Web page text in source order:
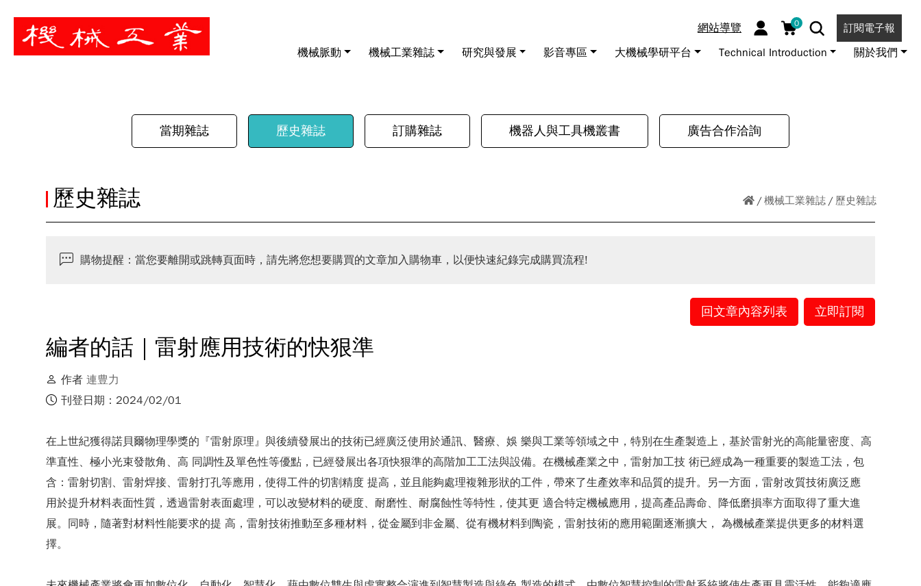
網站導覽 0 訂閱電子報
機械脈動 機械工業雜誌 研究與發展 影音專區 大機械學研平台 Technical Introduction 關於我們
暫停
當期雜誌 歷史雜誌 訂購雜誌 機器人與工具機叢書 廣告合作洽詢
機械工業雜誌 歷史雜誌
歷史雜誌
購物提醒：當您要離開或跳轉頁面時，請先將您想要購買的文章加入購物車，以便快速紀錄完成購買流程!
回文章內容列表 立即訂閱
編者的話｜雷射應用技術的快狠準
作者連豊力
刊登日期：2024/02/01
在上世紀獲得諾貝爾物理學獎的『雷射原理』與後續發展出的技術已經廣泛使用於通訊、醫療、娛 樂與工業等領域之中，特別在生產製造上，基於雷射光的高能量密度、高
準直性、極小光束發散角、高 同調性及單色性等優點，已經發展出各項快狠準的高階加工工法與設備。在機械產業之中，雷射加工技 術已經成為一種重要的製造工法，包
含：雷射切割、雷射焊接、雷射打孔等應用，使得工件的切割精度 提高，並且能夠處理複雜形狀的工件，帶來了生產效率和品質的提升。另一方面，雷射改質技術廣泛應
用於提升材料表面性質，透過雷射表面處理，可以改變材料的硬度、耐磨性、耐腐蝕性等特性，使其更 適合特定機械應用，提高產品壽命、降低磨損率方面取得了重大進
展。同時，隨著對材料性能要求的提 高，雷射技術推動至多種材料，從金屬到非金屬、從有機材料到陶瓷，雷射技術的應用範圍逐漸擴大， 為機械產業提供更多的材料選
擇。